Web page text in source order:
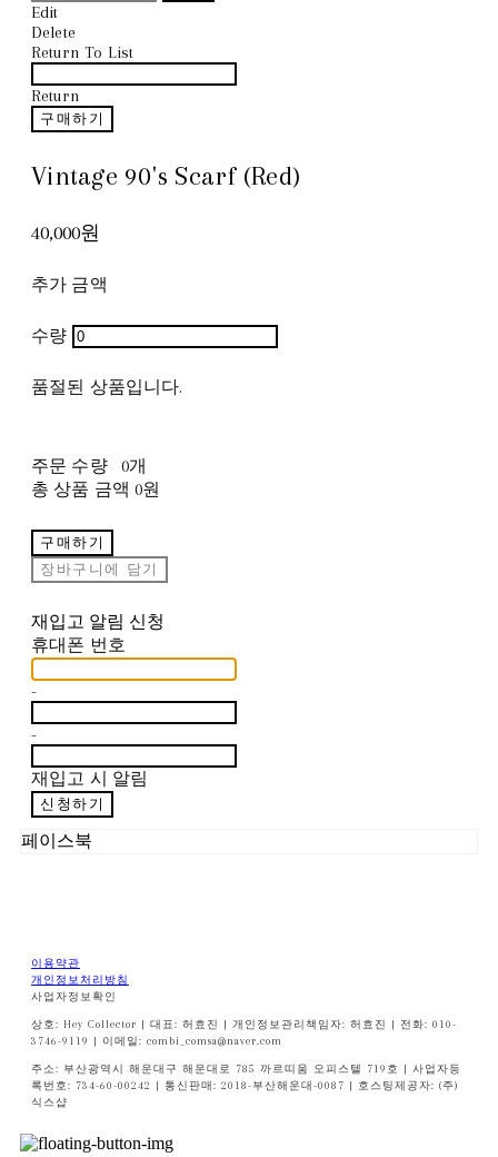
Edit
Delete
Return To List
Return
구매하기
Vintage 90's Scarf (Red)
40,000원
추가 금액
수량
품절된 상품입니다.
주문 수량
0개
총 상품 금액 0원
구매하기
장바구니에 담기
재입고 알림 신청
휴대폰 번호
-
-
재입고 시 알림
신청하기
페이스북
이용약관
개인정보처리방침
사업자정보확인
상호: Hey Collector | 대표: 허효진 | 개인정보관리책임자: 허효진 | 전화: 010-
3746-9119 | 이메일: combi_comsa@naver.com
주소: 부산광역시 해운대구 해운대로 785 까르띠움 오피스텔 719호 | 사업자등
록번호: 734-60-00242 | 통신판매: 2018-부산해운대-0087 | 호스팅제공자: (주)
식스샵